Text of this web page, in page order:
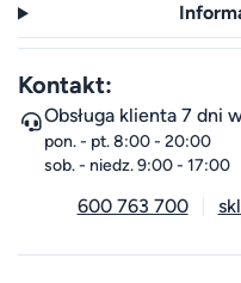
Kontakt:
Obsługa klienta 7 dni
pon. - pt. 8:00 - 20:00
sob. - niedz. 9:00 - 17:00
600 763 700